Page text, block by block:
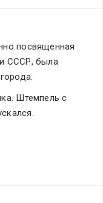
посвященная
СССР, была
Штемпель с